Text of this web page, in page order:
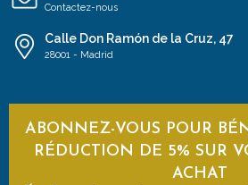
Contactez-nous
Calle Don Ramón de la Cruz, 47
28001 - Madrid
ABONNEZ-VOUS POUR
RÉDUCTION DE 5% SUR
ACHAT